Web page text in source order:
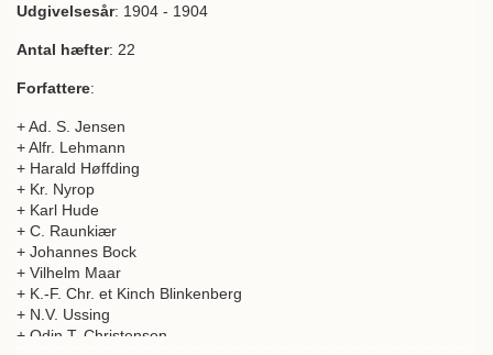
Udgivelsesår: 1904 - 1904
Antal hæfter: 22
Forfattere:
+ Ad. S. Jensen
+ Alfr. Lehmann
+ Harald Høffding
+ Kr. Nyrop
+ Karl Hude
+ C. Raunkiær
+ Johannes Bock
+ Vilhelm Maar
+ K.-F. Chr. et Kinch Blinkenberg
+ N.V. Ussing
+ Odin T. Christensen